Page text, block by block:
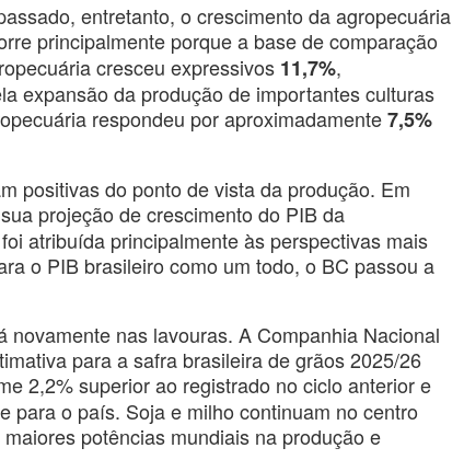
entretanto, o crescimento da agropecuária
principalmente porque a base de comparação
cresceu expressivos 11,7%,
expansão da produção de importantes culturas
respondeu por aproximadamente7,5%
positivas do ponto de vista da produção. Em
sua projeção de crescimento do PIB da
atribuída principalmente às perspectivas mais
o PIB brasileiro como um todo, o BC passou a
nas lavouras. A Companhia Nacional
para a safra brasileira de grãos 2025/26
2,2% superior ao registrado no ciclo anterior e
para o país. Soja e milho continuam no centro
potências mundiais na produção e